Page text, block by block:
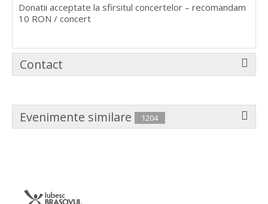
Donatii acceptate la sfirsitul concertelor – recomandam
10 RON / concert
Contact
Evenimente similare 1204